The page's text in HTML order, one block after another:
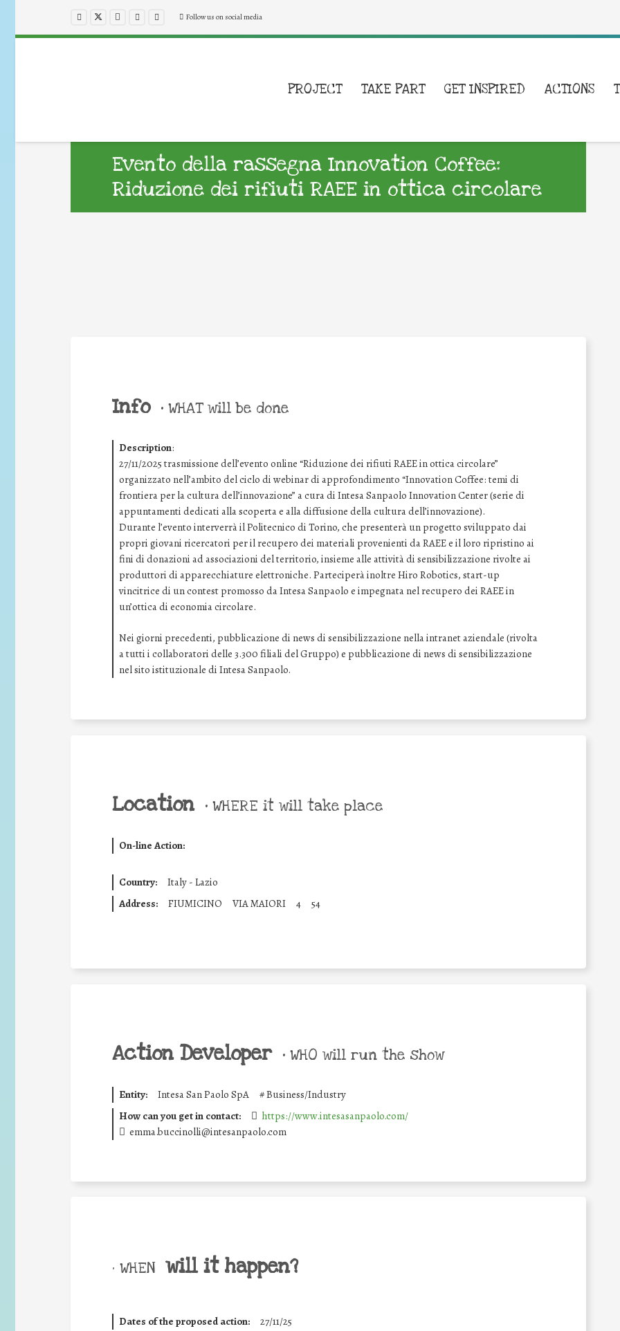
Follow us on social media
PROJECT TAKE PART GET INSPIRED ACTIONS
Evento della rassegna Innovation Coffee:
Riduzione dei rifiuti RAEE in ottica circolare
Info • WHAT will be done
Description:
27/11/2025 trasmissione dell’evento online “Riduzione dei rifiuti RAEE in ottica circolare”
organizzato nell’ambito del ciclo di webinar di approfondimento “Innovation Coffee: temi di
frontiera per la cultura dell’innovazione” a cura di Intesa Sanpaolo Innovation Center (serie di
appuntamenti dedicati alla scoperta e alla diffusione della cultura dell’innovazione).
Durante l’evento interverrà il Politecnico di Torino, che presenterà un progetto sviluppato dai
propri giovani ricercatori per il recupero dei materiali provenienti da RAEE e il loro ripristino ai
fini di donazioni ad associazioni del territorio, insieme alle attività di sensibilizzazione rivolte ai
produttori di apparecchiature elettroniche. Parteciperà inoltre Hiro Robotics, start-up
vincitrice di un contest promosso da Intesa Sanpaolo e impegnata nel recupero dei RAEE in
un’ottica di economia circolare.
Nei giorni precedenti, pubblicazione di news di sensibilizzazione nella intranet aziendale (rivolta
a tutti i collaboratori delle 3.300 filiali del Gruppo) e pubblicazione di news di sensibilizzazione
nel sito istituzionale di Intesa Sanpaolo.
Location • WHERE it will take place
On-line Action:
Country:
Italy - Lazio
Address:
FIUMICINO VIA MAIORI 4 54
Action Developer • WHO will run the show
Entity: Intesa San Paolo SpA #Business/Industry
How can you get in contact:
https://www.intesasanpaolo.com/
emma.buccinolli@intesanpaolo.com
• WHEN will it happen?
Dates of the proposed action: 27/11/25